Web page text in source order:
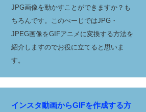
JPG画像を動かすことができますか？も
ちろんです。このぺーじではJPG・
JPEG画像をGIFアニメに変換する方法を
紹介しますのでお役に立てると思いま
す。
インスタ動画からGIFを作成する方